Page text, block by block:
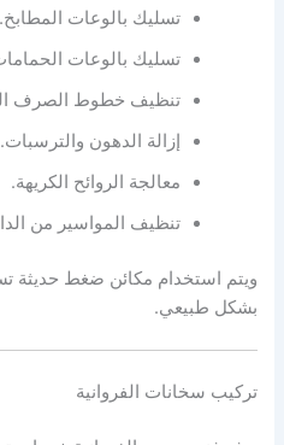
تسليك بالوعات المطابخ.
تسليك بالوعات
تنظيف خطوط الصرف
إزالة الدهون والترسبات.
معالجة الروائح الكريهة.
تنظيف المواسير من
ويتم استخدام مكائن ضغط حديثة
بشكل طبيعي.
تركيب سخانات الفروانية